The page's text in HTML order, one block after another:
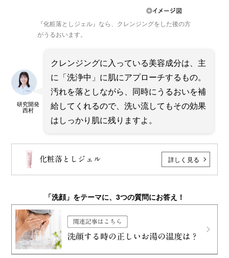
『化粧落としジェル』なら、クレンジングをした後の方
がうるおいます。
研究開発
西村
クレンジングに入っている美容成分は、主
に「洗浄中」に肌にアプローチするもの。
汚れを落としながら、同時にうるおいを補
給してくれるので、洗い流してもその効果
はしっかり肌に残りますよ。
化粧落としジェル 詳しく見る
「洗顔」をテーマに、3つの質問にお答え！